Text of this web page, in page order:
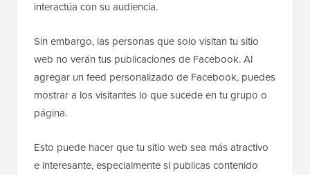
interactúa con su audiencia.
Sin embargo, las personas que solo visitan tu sitio
web no verán tus publicaciones de Facebook. Al
agregar un feed personalizado de Facebook, puedes
mostrar a los visitantes lo que sucede en tu grupo o
página.
Esto puede hacer que tu sitio web sea más atractivo
e interesante, especialmente si publicas contenido